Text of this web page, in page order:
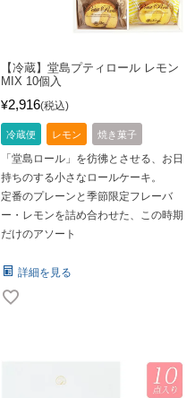
【冷蔵】堂島プティロール レモン
MIX 10個入
¥2,916 税込
冷蔵便 レモン 焼き菓子
「堂島ロール」を彷彿とさせる、お日
持ちのする小さなロールケーキ。
定番のプレーンと季節限定フレーバ
ー・レモンを詰め合わせた、この時期
だけのアソート
詳細を見る